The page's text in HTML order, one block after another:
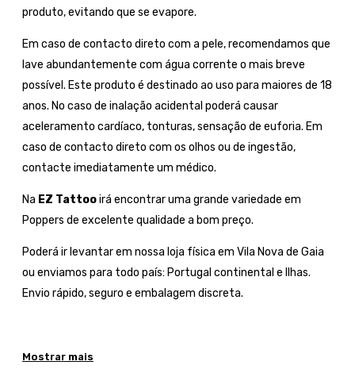
produto, evitando que se evapore.
Em caso de contacto direto com a pele, recomendamos que
lave abundantemente com água corrente o mais breve
possível. Este produto é destinado ao uso para maiores de 18
anos. No caso de inalação acidental poderá causar
aceleramento cardíaco, tonturas, sensação de euforia. Em
caso de contacto direto com os olhos ou de ingestão,
contacte imediatamente um médico.
Na EZ Tattooirá encontrar uma grande variedade em
Poppers de excelente qualidade a bom preço.
Poderá ir levantar em nossa loja física em Vila Nova de Gaia
ou enviamos para todo país: Portugal continental e Ilhas.
Envio rápido, seguro e embalagem discreta.
Mostrar mais